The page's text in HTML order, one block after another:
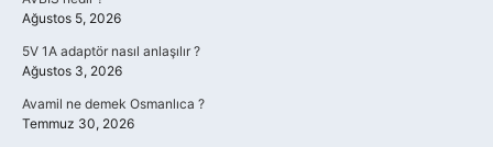
Ağustos 5, 2026
5V 1A adaptör nasıl anlaşılır ?
Ağustos 3, 2026
Avamil ne demek Osmanlıca ?
Temmuz 30, 2026